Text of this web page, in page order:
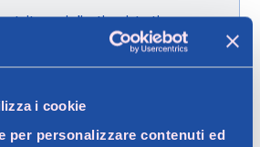
i cookie
per personalizzare contenuti ed
per i clienti registrati